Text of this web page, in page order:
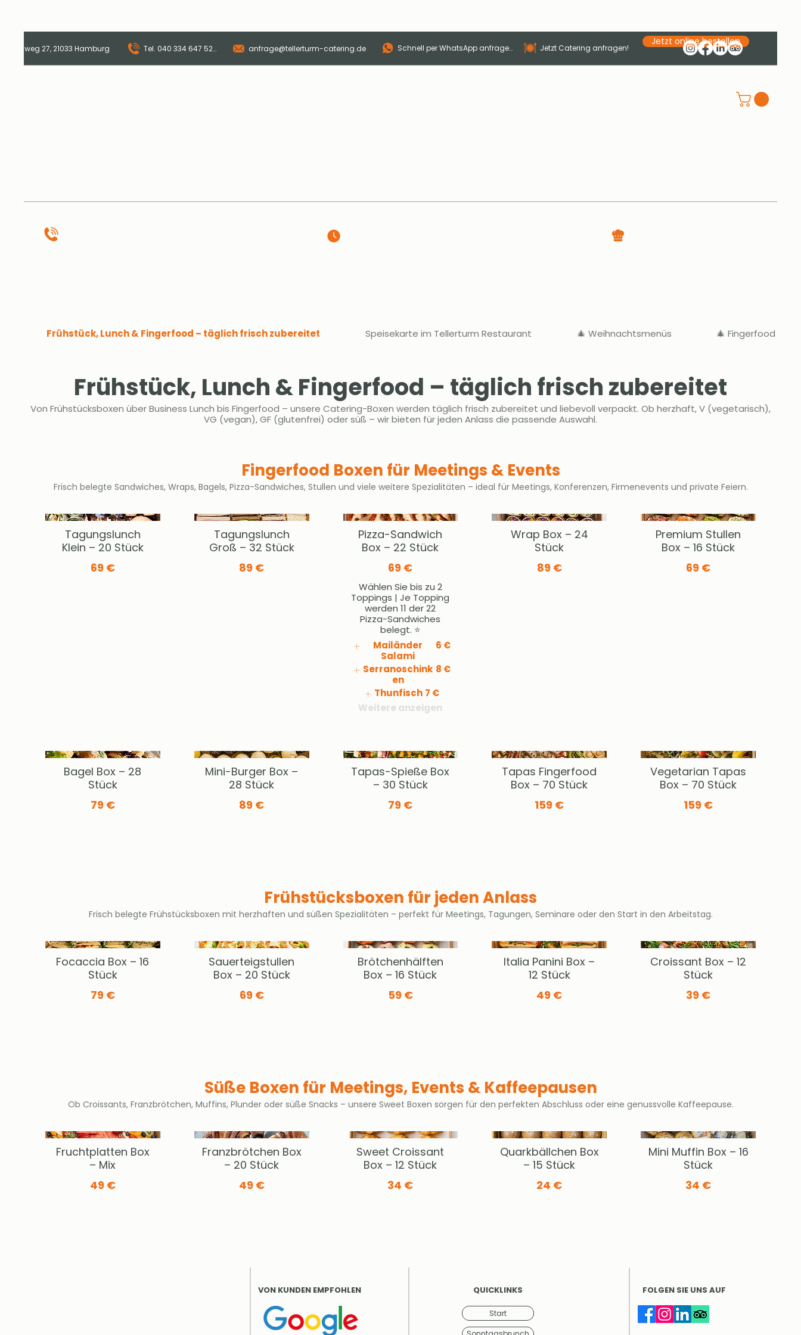
Landweg 27, 21033 Hamburg Tel. 040 334 647 520 anfrage@tellerturm-catering.de Schnell per WhatsApp anfragen Jetzt Catering anfragen!
Jetzt online bestellen
Frühstück, Lunch & Fingerfood – täglich frisch zubereitet Speisekarte im Tellerturm Restaurant 🎄 Weihnachtsmenüs 🎄 Fingerfood
Frühstück, Lunch & Fingerfood – täglich frisch zubereitet
Von Frühstücksboxen über Business Lunch bis Fingerfood – unsere Catering-Boxen werden täglich frisch zubereitet und liebevoll verpackt. Ob herzhaft, V (vegetarisch),
VG (vegan), GF (glutenfrei) oder süß – wir bieten für jeden Anlass die passende Auswahl.
Fingerfood Boxen für Meetings & Events
Frisch belegte Sandwiches, Wraps, Bagels, Pizza-Sandwiches, Stullen und viele weitere Spezialitäten – ideal für Meetings, Konferenzen, Firmenevents und private Feiern.
Tagungslunch
Klein – 20 Stück
69 €
Tagungslunch
Groß – 32 Stück
89 €
Pizza-Sandwich
Box – 22 Stück
69 €
Wählen Sie bis zu 2
Toppings | Je Topping
werden 11 der 22
Pizza-Sandwiches
belegt. ⭐
Mailänder
Salami
6 €
Serranoschink
en
8 €
Thunfisch 7 €
Weitere anzeigen
Wrap Box – 24
Stück
89 €
Premium Stullen
Box – 16 Stück
69 €
Bagel Box – 28
Stück
79 €
Mini-Burger Box –
28 Stück
89 €
Tapas-Spieße Box
– 30 Stück
79 €
Tapas Fingerfood
Box – 70 Stück
159 €
Vegetarian Tapas
Box – 70 Stück
159 €
Frühstücksboxen für jeden Anlass
Frisch belegte Frühstücksboxen mit herzhaften und süßen Spezialitäten – perfekt für Meetings, Tagungen, Seminare oder den Start in den Arbeitstag.
Focaccia Box – 16
Stück
79 €
Sauerteigstullen
Box – 20 Stück
69 €
Brötchenhälften
Box – 16 Stück
59 €
Italia Panini Box –
12 Stück
49 €
Croissant Box – 12
Stück
39 €
Süße Boxen für Meetings, Events & Kaffeepausen
Ob Croissants, Franzbrötchen, Muffins, Plunder oder süße Snacks – unsere Sweet Boxen sorgen für den perfekten Abschluss oder eine genussvolle Kaffeepause.
Fruchtplatten Box
– Mix
49 €
Franzbrötchen Box
– 20 Stück
49 €
Sweet Croissant
Box – 12 Stück
34 €
Quarkbällchen Box
– 15 Stück
24 €
Mini Muffin Box – 16
Stück
34 €
VON KUNDEN EMPFOHLEN QUICKLINKS
Start
FOLGEN SIE UNS AUF